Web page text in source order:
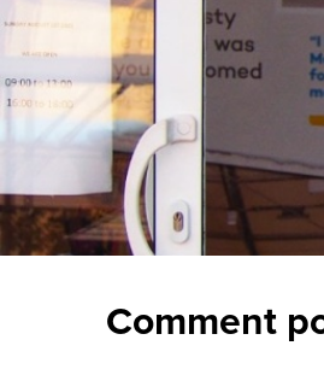
Comment